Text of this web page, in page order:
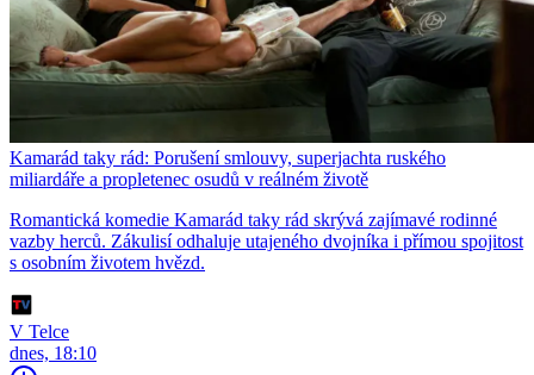
Kamarád taky rád: Porušení smlouvy, superjachta ruského
miliardáře a propletenec osudů v reálném životě
Romantická komedie Kamarád taky rád skrývá zajímavé rodinné
vazby herců. Zákulisí odhaluje utajeného dvojníka i přímou spojitost
s osobním životem hvězd.
V Telce
dnes, 18:10